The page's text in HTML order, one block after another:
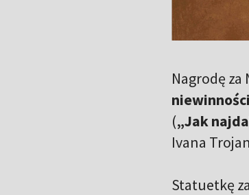
Nagrodę za
(„Jak
Ivana
Statuetkę